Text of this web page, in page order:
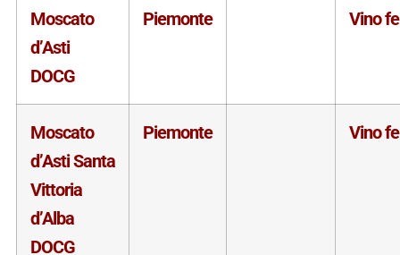
Moscato
d’Asti
DOCG
Piemonte Vino
Moscato
d’Asti Santa
Vittoria
d’Alba
DOCG
Piemonte Vino